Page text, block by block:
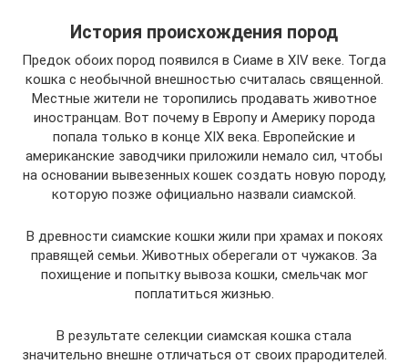
История происхождения пород
Предок обоих пород появился в Сиаме в XIV веке. Тогда
кошка с необычной внешностью считалась священной.
Местные жители не торопились продавать животное
иностранцам. Вот почему в Европу и Америку порода
попала только в конце XIX века. Европейские и
американские заводчики приложили немало сил, чтобы
на основании вывезенных кошек создать новую породу,
которую позже официально назвали сиамской.
В древности сиамские кошки жили при храмах и покоях
правящей семьи. Животных оберегали от чужаков. За
похищение и попытку вывоза кошки, смельчак мог
поплатиться жизнью.
В результате селекции сиамская кошка стала
значительно внешне отличаться от своих прародителей.